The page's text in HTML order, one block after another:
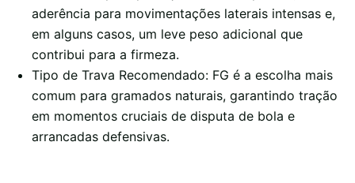
aderência para movimentações laterais intensas e,
em alguns casos, um leve peso adicional que
contribui para a firmeza.
Tipo de Trava Recomendado: FG é a escolha mais
comum para gramados naturais, garantindo tração
em momentos cruciais de disputa de bola e
arrancadas defensivas.